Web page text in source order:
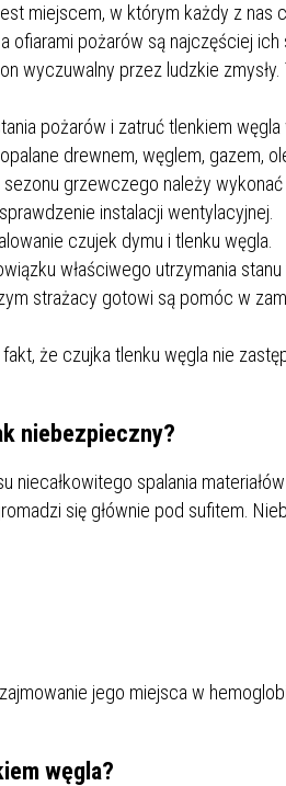
miejscem, w którym każdy z nas
ofiarami pożarów są najczęściej ich
wyczuwalny przez ludzkie zmysły.
pożarów i zatruć tlenkiem węgla
drewnem, węglem, gazem,
grzewczego należy
instalacji wentylacyjnej.
czujek dymu i tlenku węgla.
właściwego utrzymania
strażacy gotowi są pomóc w
że czujka tlenku węgla nie
niebezpieczny?
spalania
się głównie pod sufitem.
jego miejsca w
węgla?